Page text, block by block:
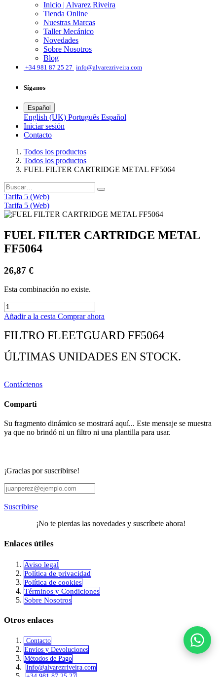
Inicio | Alvarez Riveira
Tienda Online
Nuestras Marcas
Taller Mecánico
Novedades
Sobre Nosotros
Blog
+34 981 87 25 27 info@alvarezriveira.com
Síganos
Español
English (UK) Português Español
Iniciar sesión
​Contacto
Todos los productos
Todos los productos
FUEL FILTER CARTRIDGE METAL FF5064
Tarifa 5 (Web)
Tarifa 5 (Web)
FUEL FILTER CARTRIDGE METAL
FF5064
26,87 €
Esta combinación no existe.
Añadir a la cesta Comprar ahora
FILTRO FLEETGUARD FF5064
ÚLTIMAS UNIDADES EN STOCK.
Contáctenos
Comparti
Su fragmento dinámico se mostrará aquí... Este mensaje se muestra
ya que no brindó ni un filtro ni una plantilla para usar.
¡Gracias por suscribirse!
Suscribirse
¡No te pierdas las novedades y suscríbete ahora!
Enlaces útiles
Aviso legal
Política de privacidad
​Política de cookies
Términos y Condiciones
Sobre Nosotros
Otros enlaces
Contacto
Envíos y Devoluciones
Métodos de Pago
Info@alvar​​ezriveira.com